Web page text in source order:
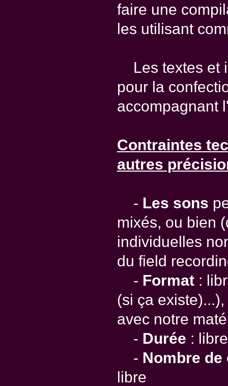
faire une
les utilisant
Les textes et
pour la
accompagnant
Contraintes
autres
- Les sons
mixés, ou bien
individuelles
du field
- Format:
(si ça
avec notre
- Durée : libre
- Nombre
libre